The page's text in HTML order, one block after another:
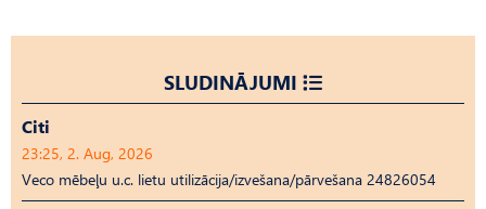
SLUDINĀJUMI
Citi
23:25, 2. Aug, 2026
Veco mēbeļu u.c. lietu utilizācija/izvešana/pārvešana 24826054